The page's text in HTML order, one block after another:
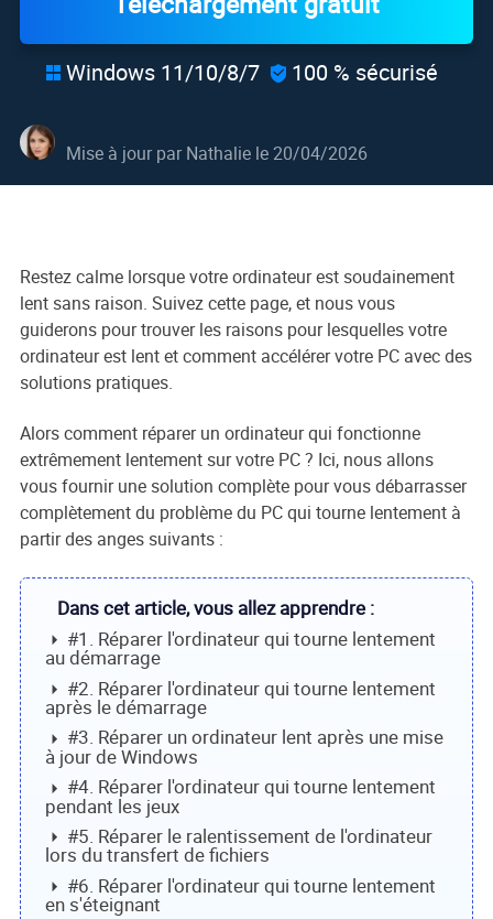
 Windows 11/10/8/7  100 % sécurisé
Mise à jour parNathaliele 20/04/2026
Restez calme lorsque votre ordinateur est soudainement
lent sans raison. Suivez cette page, et nous vous
guiderons pour trouver les raisons pour lesquelles votre
ordinateur est lent et comment accélérer votre PC avec des
solutions pratiques.
Alors comment réparer un ordinateur qui fonctionne
extrêmement lentement sur votre PC ? Ici, nous allons
vous fournir une solution complète pour vous débarrasser
complètement du problème du PC qui tourne lentement à
partir des anges suivants :
Dans cet article, vous allez apprendre :
#1. Réparer l'ordinateur qui tourne lentement
au démarrage
#2. Réparer l'ordinateur qui tourne lentement
après le démarrage
#3. Réparer un ordinateur lent après une mise
à jour de Windows
#4. Réparer l'ordinateur qui tourne lentement
pendant les jeux
#5. Réparer le ralentissement de l'ordinateur
lors du transfert de fichiers
#6. Réparer l'ordinateur qui tourne lentement
en s'éteignant